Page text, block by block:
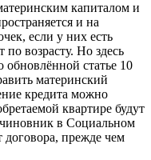
капиталом и
и на
если у них есть
по возрасту. Но здесь
обновлённой статье 10
материнский
кредита можно
квартире будут
в Социальном
договора, прежде чем